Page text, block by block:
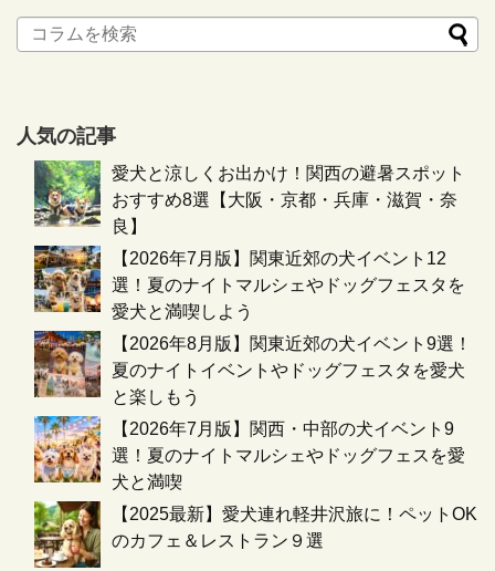
人気の記事
愛犬と涼しくお出かけ！関西の避暑スポット
おすすめ8選【大阪・京都・兵庫・滋賀・奈
良】
【2026年7月版】関東近郊の犬イベント12
選！夏のナイトマルシェやドッグフェスタを
愛犬と満喫しよう
【2026年8月版】関東近郊の犬イベント9選！
夏のナイトイベントやドッグフェスタを愛犬
と楽しもう
【2026年7月版】関西・中部の犬イベント9
選！夏のナイトマルシェやドッグフェスを愛
犬と満喫
【2025最新】愛犬連れ軽井沢旅に！ペットOK
のカフェ＆レストラン９選